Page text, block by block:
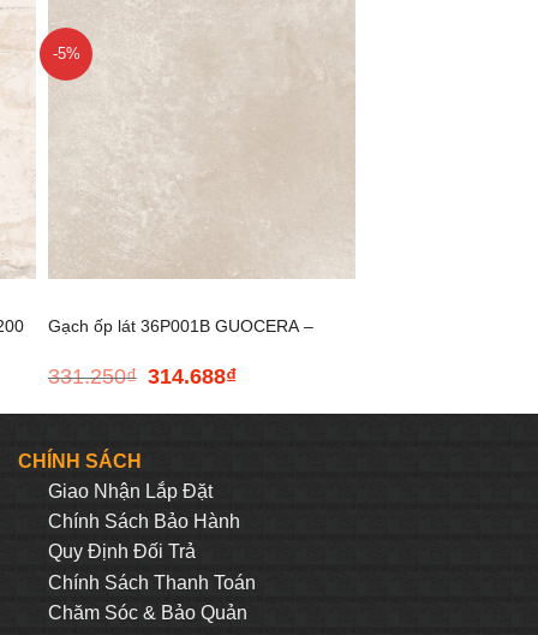
660.960₫.
-5%
Gạch ốp lát 36P001B GUOCERA –
331.250₫ Giá
314.688₫Giá
CHÍNH SÁCH
Giao Nhận Lắp Đặt
Chính Sách Bảo Hành
Quy Định Đối Trả
Chính Sách Thanh Toán
Chăm Sóc & Bảo Quản